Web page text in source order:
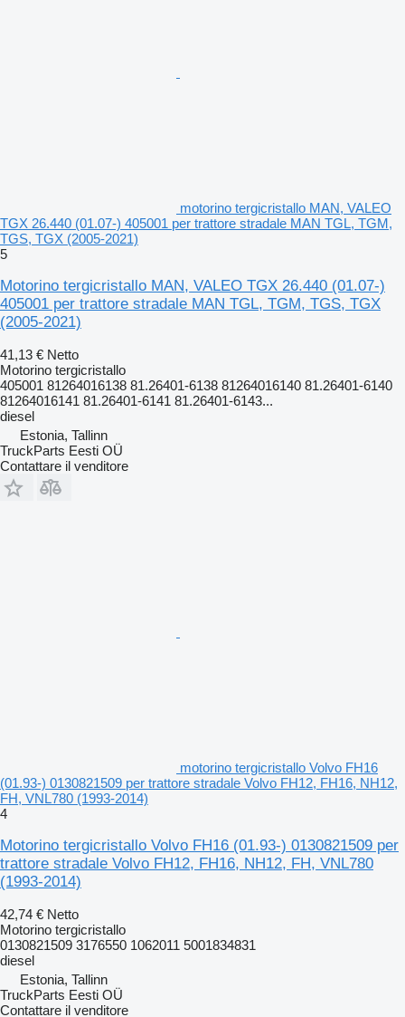
motorino tergicristallo MAN, VALEO
TGX 26.440 (01.07-) 405001 per trattore stradale MAN TGL, TGM,
TGS, TGX (2005-2021)
5
Motorino tergicristallo MAN, VALEO TGX 26.440 (01.07-)
405001 per trattore stradale MAN TGL, TGM, TGS, TGX
(2005-2021)
41,13 € Netto
Motorino tergicristallo
405001 81264016138 81.26401-6138 81264016140 81.26401-6140
81264016141 81.26401-6141 81.26401-6143...
diesel
Estonia, Tallinn
TruckParts Eesti OÜ
Contattare il venditore
motorino tergicristallo Volvo FH16
(01.93-) 0130821509 per trattore stradale Volvo FH12, FH16, NH12,
FH, VNL780 (1993-2014)
4
Motorino tergicristallo Volvo FH16 (01.93-) 0130821509 per
trattore stradale Volvo FH12, FH16, NH12, FH, VNL780
(1993-2014)
42,74 € Netto
Motorino tergicristallo
0130821509 3176550 1062011 5001834831
diesel
Estonia, Tallinn
TruckParts Eesti OÜ
Contattare il venditore